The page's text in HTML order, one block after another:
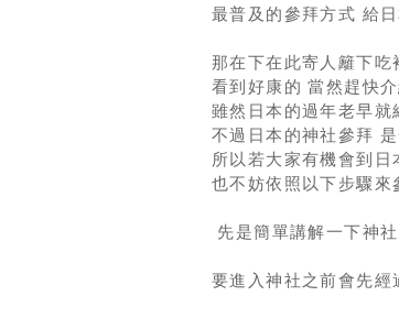
最普及的參拜方式 給
那在下在此寄人籬下吃
看到好康的 當然趕快介
雖然日本的過年老早
不過日本的神社參拜
所以若大家有機會到日
也不妨依照以下步驟來
先是簡單講解一下神
要進入神社之前會先經